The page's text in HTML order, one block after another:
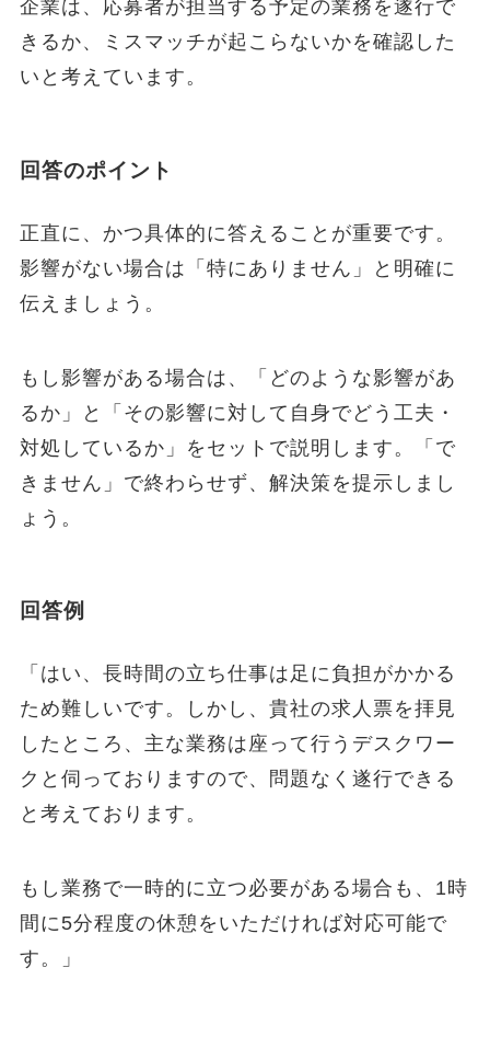
企業は、応募者が担当する予定の業務を遂行で
きるか、ミスマッチが起こらないかを確認した
いと考えています。
回答のポイント
正直に、かつ具体的に答えることが重要です。
影響がない場合は「特にありません」と明確に
伝えましょう。
もし影響がある場合は、「どのような影響があ
るか」と「その影響に対して自身でどう工夫・
対処しているか」をセットで説明します。「で
きません」で終わらせず、解決策を提示しまし
ょう。
回答例
「はい、長時間の立ち仕事は足に負担がかかる
ため難しいです。しかし、貴社の求人票を拝見
したところ、主な業務は座って行うデスクワー
クと伺っておりますので、問題なく遂行できる
と考えております。
もし業務で一時的に立つ必要がある場合も、1時
間に5分程度の休憩をいただければ対応可能で
す。」